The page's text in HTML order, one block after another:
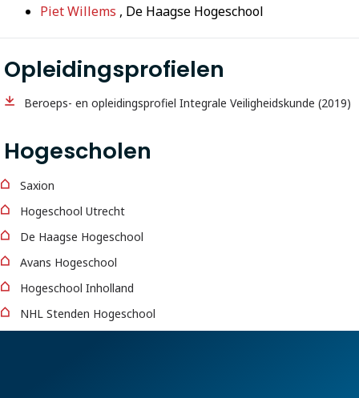
Piet Willems , De Haagse Hogeschool
Opleidingsprofielen
Beroeps- en opleidingsprofiel Integrale Veiligheidskunde (2019)
Hogescholen
Saxion
Hogeschool Utrecht
De Haagse Hogeschool
Avans Hogeschool
Hogeschool Inholland
NHL Stenden Hogeschool